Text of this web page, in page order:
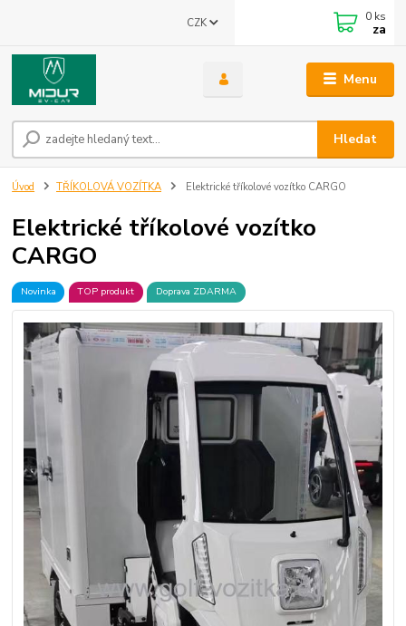
Menu
CZK
Hledat
0 ks
za
Úvod TŘÍKOLOVÁ VOZÍTKA Elektrické tříkolové vozítko CARGO
Elektrické tříkolové vozítko
CARGO
Novinka TOP produkt Doprava ZDARMA